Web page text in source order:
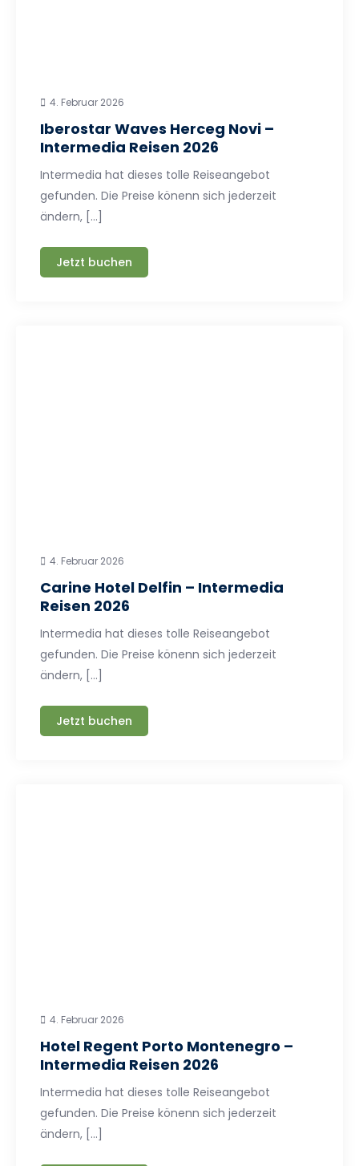
4. Februar 2026
Iberostar Waves Herceg Novi –
Intermedia Reisen 2026
Intermedia hat dieses tolle Reiseangebot
gefunden. Die Preise könenn sich jederzeit
ändern, […]
Jetzt buchen
4. Februar 2026
Carine Hotel Delfin – Intermedia
Reisen 2026
Intermedia hat dieses tolle Reiseangebot
gefunden. Die Preise könenn sich jederzeit
ändern, […]
Jetzt buchen
4. Februar 2026
Hotel Regent Porto Montenegro –
Intermedia Reisen 2026
Intermedia hat dieses tolle Reiseangebot
gefunden. Die Preise könenn sich jederzeit
ändern, […]